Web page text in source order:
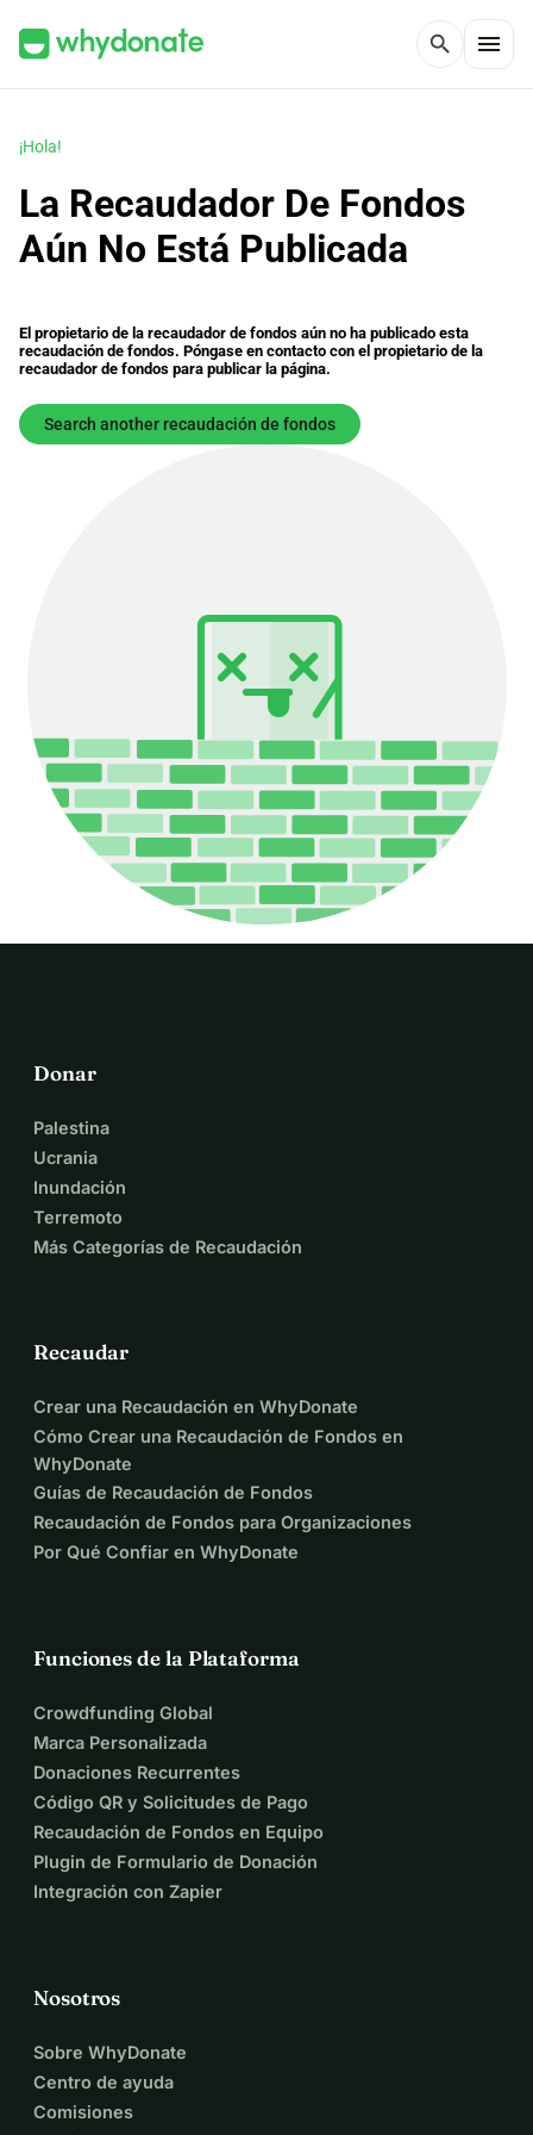
search menu
¡Hola!
La Recaudador De Fondos
Aún No Está Publicada
El propietario de la recaudador de fondos aún no ha publicado esta
recaudación de fondos. Póngase en contacto con el propietario de la
recaudador de fondos para publicar la página.
Search another recaudación de fondos
Donar
Palestina
Ucrania
Inundación
Terremoto
Más Categorías de Recaudación
Recaudar
Crear una Recaudación en WhyDonate
Cómo Crear una Recaudación de Fondos en
WhyDonate
Guías de Recaudación de Fondos
Recaudación de Fondos para Organizaciones
Por Qué Confiar en WhyDonate
Funciones de la Plataforma
Crowdfunding Global
Marca Personalizada
Donaciones Recurrentes
Código QR y Solicitudes de Pago
Recaudación de Fondos en Equipo
Plugin de Formulario de Donación
Integración con Zapier
Nosotros
Sobre WhyDonate
Centro de ayuda
Comisiones